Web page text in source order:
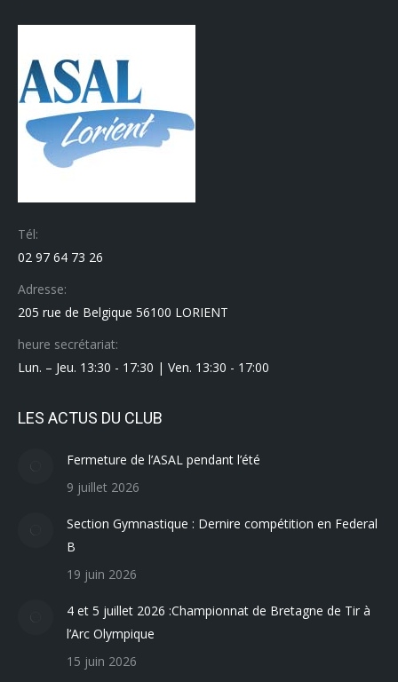
Tél:
02 97 64 73 26
Adresse:
205 rue de Belgique 56100 LORIENT
heure secrétariat:
Lun. – Jeu. 13:30 - 17:30 | Ven. 13:30 - 17:00
LES ACTUS DU CLUB
Fermeture de l’ASAL pendant l’été
9 juillet 2026
Section Gymnastique : Dernire compétition en Federal
B
19 juin 2026
4 et 5 juillet 2026 :Championnat de Bretagne de Tir à
l’Arc Olympique
15 juin 2026